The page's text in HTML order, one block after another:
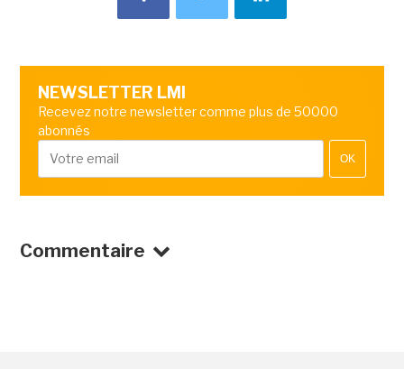
NEWSLETTER LMI
Recevez notre newsletter comme plus de 50000
abonnés
OK
Commentaire